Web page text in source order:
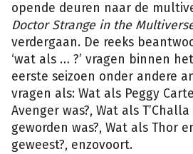
opende deuren naar de
Doctor Strange in the
verdergaan. De reeks
‘wat als … ?’ vragen binnen
eerste seizoen onder andere
vragen als: Wat als Peggy
Avenger was?, Wat als
geworden was?, Wat als Thor
geweest?, enzovoort.